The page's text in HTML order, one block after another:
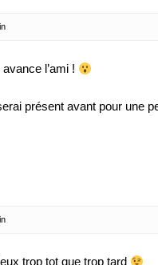
avance l’ami !
présent avant pour une
trop tot que trop tard